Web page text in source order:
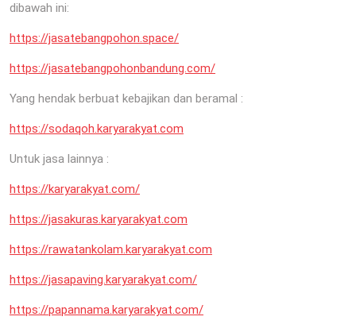
dibawah ini:
https://jasatebangpohon.space/
https://jasatebangpohonbandung.com/
Yang hendak berbuat kebajikan dan beramal :
https://sodaqoh.karyarakyat.com
Untuk jasa lainnya :
https://karyarakyat.com/
https://jasakuras.karyarakyat.com
https://rawatankolam.karyarakyat.com
https://jasapaving.karyarakyat.com/
https://papannama.karyarakyat.com/